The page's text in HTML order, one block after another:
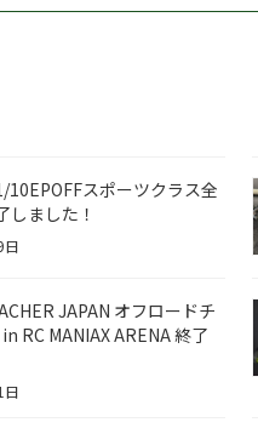
10EPOFFスポーツクラス全
しました！
日
JAPAN オフロードチ
RC MANIAX ARENA 終了
日